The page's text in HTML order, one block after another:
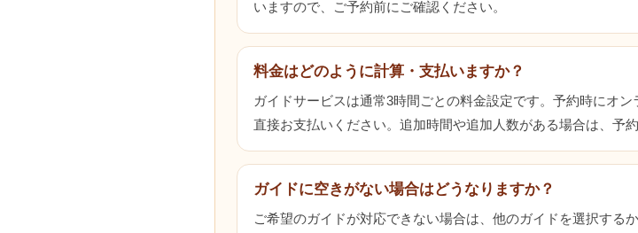
いますので、ご予約前にご確認ください。
料金はどのように計算・支払いますか？
ガイドサービスは通常3時間ごとの料金設定です。予約時にオ
直接お支払いください。追加時間や追加人数がある場合は、予
ガイドに空きがない場合はどうなりますか？
ご希望のガイドが対応できない場合は、他のガイドを選択する